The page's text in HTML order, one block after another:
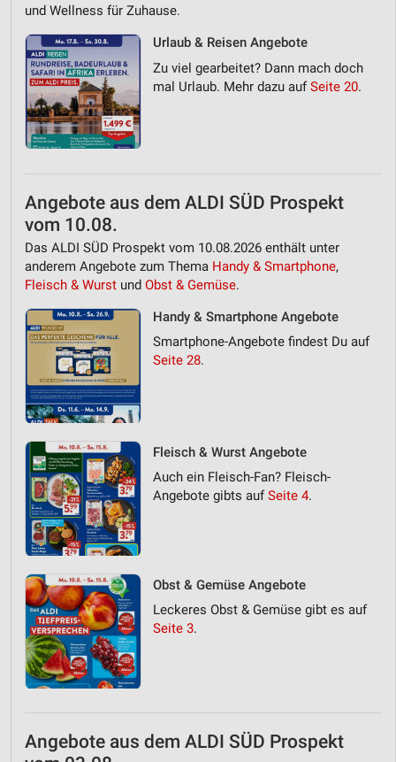
und Wellness für Zuhause.
Urlaub & Reisen Angebote
Zu viel gearbeitet? Dann mach doch
mal Urlaub. Mehr dazu aufSeite 20.
Angebote aus dem ALDI SÜD Prospekt
vom 10.08.
Das ALDI SÜD Prospekt vom 10.08.2026 enthält unter
anderem Angebote zum Thema Handy & Smartphone,
Fleisch & Wurst und Obst & Gemüse.
Handy & Smartphone Angebote
Smartphone-Angebote findest Du auf
Seite 28.
Fleisch & Wurst Angebote
Auch ein Fleisch-Fan? Fleisch-
Angebote gibts aufSeite 4.
Obst & Gemüse Angebote
Leckeres Obst & Gemüse gibt es auf
Seite 3.
Angebote aus dem ALDI SÜD Prospekt